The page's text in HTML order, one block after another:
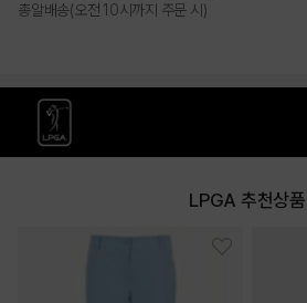
총알배송(오전 10시까지 주문 시)
LPGA 추천상품